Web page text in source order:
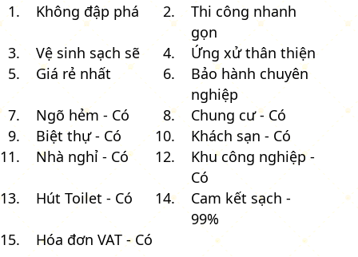
Không đập phá
Thi công nhanh
gọn
Vệ sinh sạch sẽ
Ứng xử thân thiện
Giá rẻ nhất
Bảo hành chuyên
nghiệp
Ngõ hẻm - Có
Chung cư - Có
Biệt thự - Có
Khách sạn - Có
Nhà nghỉ - Có
Khu công nghiệp -
Có
Hút Toilet - Có
Cam kết sạch -
99%
Hóa đơn VAT - Có